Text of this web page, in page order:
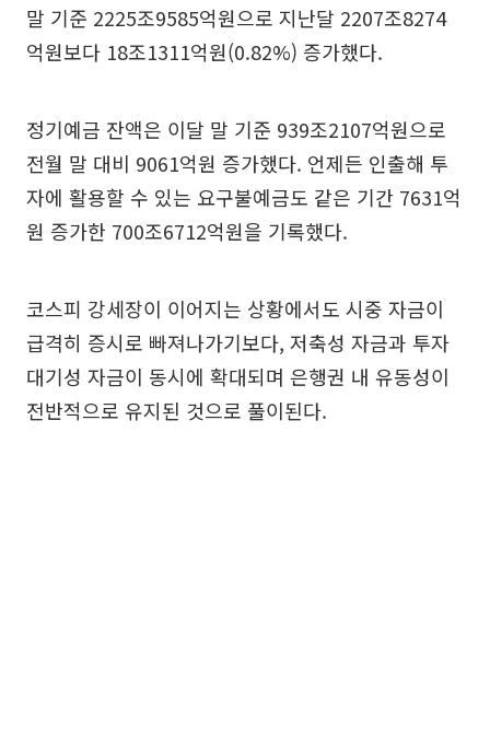
말 기준 2225조9585억원으로 지난달 2207조8274
억원보다 18조1311억원(0.82%) 증가했다.
정기예금 잔액은 이달 말 기준 939조2107억원으로
전월 말 대비 9061억원 증가했다. 언제든 인출해 투
자에 활용할 수 있는 요구불예금도 같은 기간 7631억
원 증가한 700조6712억원을 기록했다.
코스피 강세장이 이어지는 상황에서도 시중 자금이
급격히 증시로 빠져나가기보다, 저축성 자금과 투자
대기성 자금이 동시에 확대되며 은행권 내 유동성이
전반적으로 유지된 것으로 풀이된다.